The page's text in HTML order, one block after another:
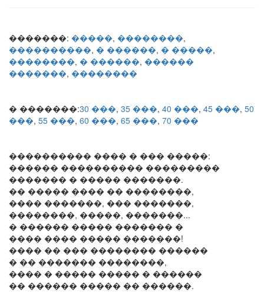
�������: �����, ��������,
����������, � ������, � �����,
��������, � ������, ������
�������, ��������
� �������:30 ���, 35 ���, 40 ���, 45 ���, 50
���, 55 ���, 60 ���, 65 ���, 70 ���
���������� ���� � ��� �����:
������ ���������� ���������
������� � ����� �������.
�� ����� ���� �� ��������,
���� �������, ��� �������,
��������, �����, �������...
� ������ ����� ������� �
���� ���� ����� �������!
���� �� ��� �������� ������
� �� ������� ��������,
���� � ����� ����� � ������
�� ������ ����� �� ������.